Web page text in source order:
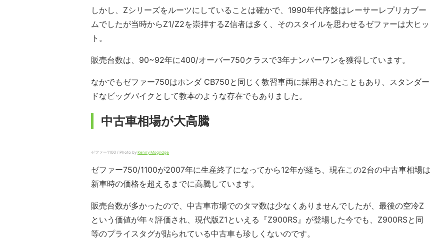
しかし、Zシリーズをルーツにしていることは確かで、1990年代序盤はレーサーレプリカブー
ムでしたが当時からZ1/Z2を崇拝するZ信者は多く、そのスタイルを思わせるゼファーは大ヒッ
ト。
販売台数は、90~92年に400/オーバー750クラスで3年ナンバーワンを獲得しています。
なかでもゼファー750はホンダ CB750と同じく教習車両に採用されたこともあり、スタンダー
ドなビッグバイクとして教本のような存在でもありました。
中古車相場が大高騰
ゼファー1100 / Photo by Kenny Mogridge
ゼファー750/1100が2007年に生産終了になってから12年が経ち、現在この2台の中古車相場は
新車時の価格を超えるまでに高騰しています。
販売台数が多かったので、中古車市場でのタマ数は少なくありませんでしたが、最後の空冷Z
という価値が年々評価され、現代版Z1といえる『Z900RS』が登場した今でも、Z900RSと同
等のプライスタグが貼られている中古車も珍しくないのです。